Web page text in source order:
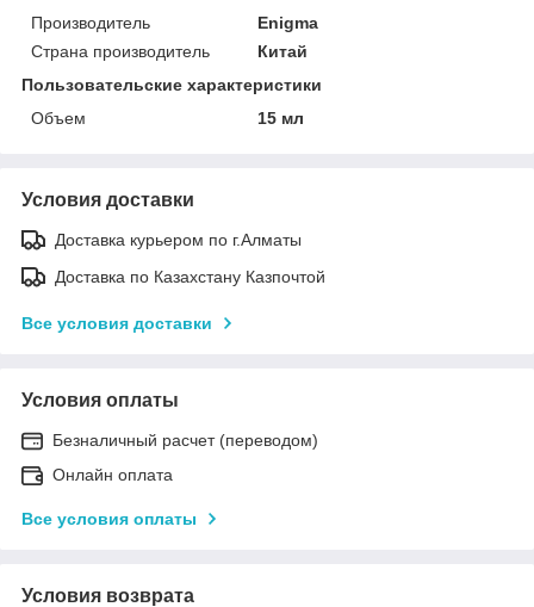
Производитель
Enigma
Страна производитель
Китай
Пользовательские характеристики
Объем
15 мл
Условия доставки
Доставка курьером по г.Алматы
Доставка по Казахстану Казпочтой
Все условия доставки
Условия оплаты
Безналичный расчет (переводом)
Онлайн оплата
Все условия оплаты
Условия возврата